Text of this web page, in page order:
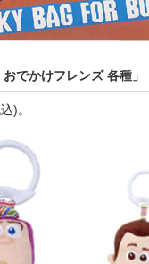
でかけフレンズ 各種」
)。